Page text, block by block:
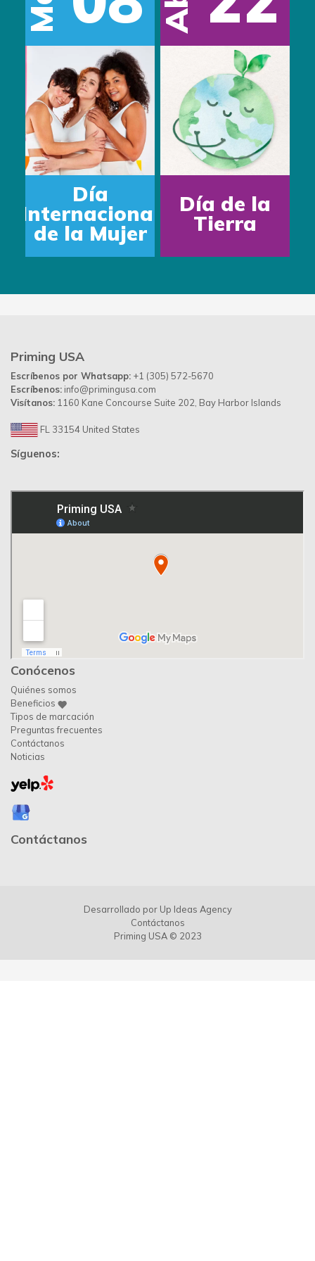
Día
Internacional
de la Mujer
Día de la
Tierra
Priming USA
Escríbenos por Whatsapp: +1 (305) 572-5670
Escríbenos:info@primingusa.com
Conócenos
Quiénes somos
Beneficios
Tipos de marcación
Preguntas frecuentes
Contáctanos
Desarrollado porUp Ideas Agency
Contáctanos